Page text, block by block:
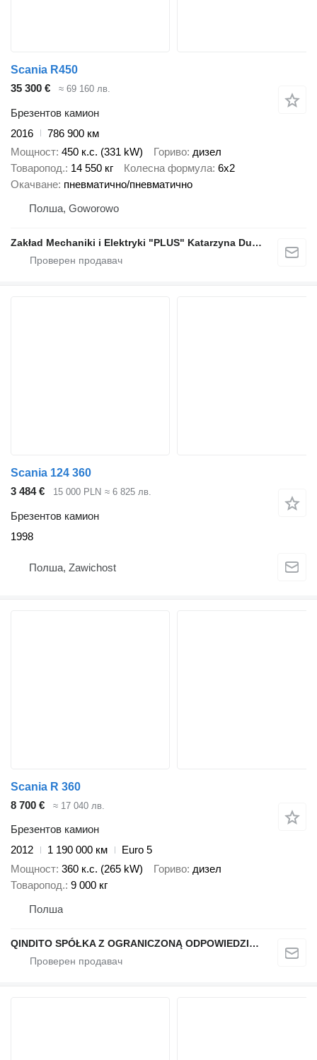
Scania R450
35 300 €
≈ 69 160 лв.
Брезентов камион
2016
786 900 км
Мощност 450 к.с. (331 kW) Гориво дизел
Товаропод. 14 550 кг Колесна формула 6x2
Окачване пневматично/пневматично
Полша, Goworowo
Zakład Mechaniki i Elektryki "PLUS" Katarzyna Dudziec
Scania 124 360
3 484 €
15 000 PLN ≈ 6 825 лв.
Брезентов камион
1998
Полша, Zawichost
Scania R 360
8 700 €
≈ 17 040 лв.
Брезентов камион
2012
1 190 000 км
Euro 5
Мощност 360 к.с. (265 kW) Гориво дизел
Товаропод. 9 000 кг
Полша
QINDITO SPÓŁKA Z OGRANICZONĄ ODPOWIEDZIALNOŚCIĄ